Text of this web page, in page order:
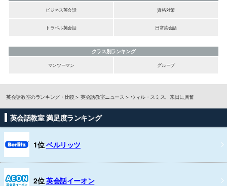
ビジネス英会話
資格対策
トラベル英会話 日常英会話
クラス別ランキング
マンツーマン
グループ
英会話教室のランキング・比較 英会話教室ニュース ウィル・スミス、来日に興奮
英会話教室 満足度ランキング
1位ベルリッツ
2位英会話イーオン